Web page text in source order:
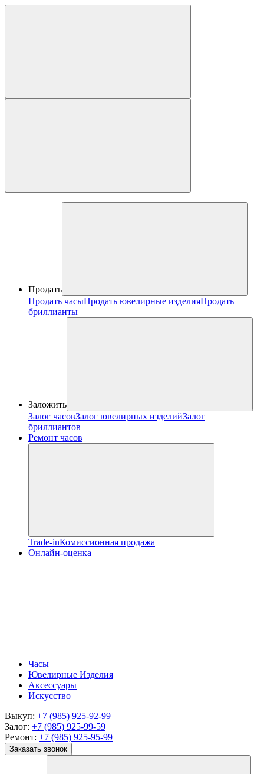
Продать
Продать часыПродать ювелирные изделияПродать
бриллианты
Заложить
Залог часовЗалог ювелирных изделийЗалог
бриллиантов
Ремонт часов
Trade-inКомиссионная продажа
Онлайн-оценка
Часы
Ювелирные Изделия
Аксессуары
Искусство
Выкуп: +7 (985) 925-92-99
Залог: +7 (985) 925-99-59
Ремонт: +7 (985) 925-95-99
Заказать звонок